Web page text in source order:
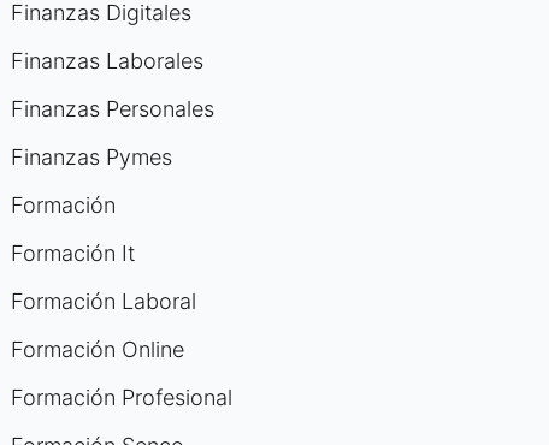
Finanzas Digitales
Finanzas Laborales
Finanzas Personales
Finanzas Pymes
Formación
Formación It
Formación Laboral
Formación Online
Formación Profesional